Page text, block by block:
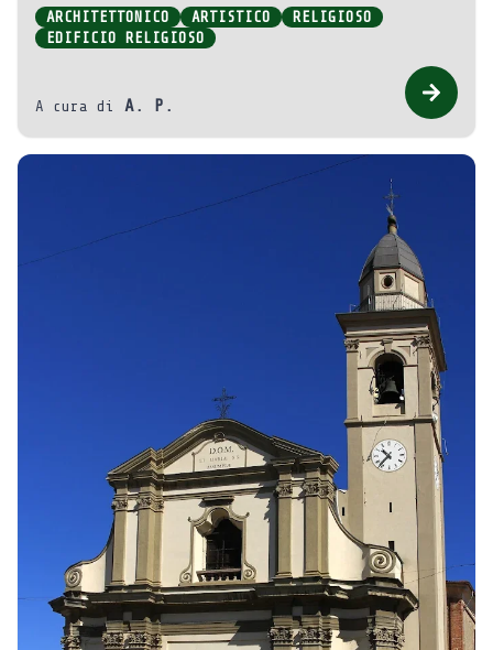
ARCHITETTONICO ARTISTICO
RELIGIOSO
EDIFICIO RELIGIOSO
A cura di A. P.